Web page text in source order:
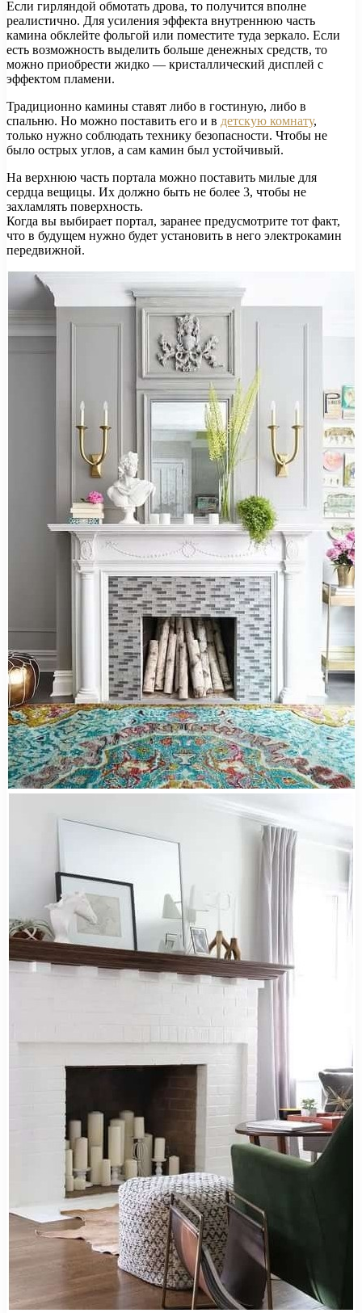
Если гирляндой обмотать дрова, то получится вполне
реалистично. Для усиления эффекта внутреннюю часть
камина обклейте фольгой или поместите туда зеркало. Если
есть возможность выделить больше денежных средств, то
можно приобрести жидко — кристаллический дисплей с
эффектом пламени.
Традиционно камины ставят либо в гостиную, либо в
спальню. Но можно поставить его и в детскую комнату,
только нужно соблюдать технику безопасности. Чтобы не
было острых углов, а сам камин был устойчивый.
На верхнюю часть портала можно поставить милые для
сердца вещицы. Их должно быть не более 3, чтобы не
захламлять поверхность.
Когда вы выбирает портал, заранее предусмотрите тот факт,
что в будущем нужно будет установить в него электрокамин
передвижной.